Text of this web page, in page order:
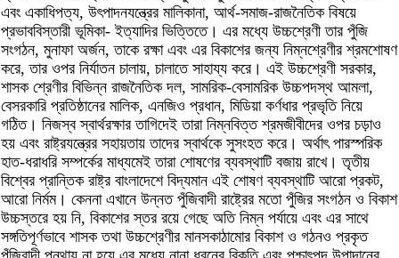
এবং একাধিপত্য, উৎপাদনযন্ত্রের মালিকানা, আর্থ-সমাজ-রাজনৈতিক বিষয়ে
প্রভাববিস্তারী ভূমিকা- ইত্যাদির ভিত্তিতে। এর মধ্যে উচ্চশ্রেণী তার পুঁজি
সংগঠন, মুনাফা অর্জন, তাকে রক্ষা এবং এর বিকাশের জন্য নিম্নশ্রেণীর শ্রমশোষণ
করে, তার ওপর নির্যাতন চালায়, চালাতে সাহায্য করে। এই উচ্চশ্রেণী সরকার,
শাসক শ্রেণীর বিভিন্ন রাজনৈতিক দল, সামরিক-বেসামরিক উচ্চপদস্থ আমলা,
বেসরকারি প্রতিষ্ঠানের মালিক, এনজিও প্রধান, মিডিয়া কর্ণধার প্রভৃতি নিয়ে
গঠিত। নিজস্ব স্বার্থরক্ষার তাগিদেই তারা নিম্নবিত্ত শ্রমজীবীদের ওপর চড়াও
হয় এবং রাষ্ট্রযন্ত্রের সহায়তায় তাদের স্বার্থকে সুসংহত করে। অর্থাৎ পারস্পরিক
হাত-ধরাধরি সম্পর্কের মাধ্যমেই তারা শোষণের ব্যবস্থাটি বজায় রাখে। তৃতীয়
বিশ্বের প্রান্তিক রাষ্ট্র বাংলাদেশে বিদ্যমান এই শোষণ ব্যবস্থাটি আরো প্রকট,
আরো নির্মম। কেননা এখানে উন্নত পুঁজিবাদী রাষ্ট্রের মতো পুঁজির সংগঠন ও বিকাশ
উচ্চস্তরে হয় নি, বিকাশের স্তর রয়ে গেছে অতি নিম্ন পর্যায়ে এবং এর সাথে
সঙ্গতিপূর্ণভাবে শাসক তথা উচ্চশ্রেণীর মানসকাঠামোর বিকাশ ও গঠনও প্রকৃত